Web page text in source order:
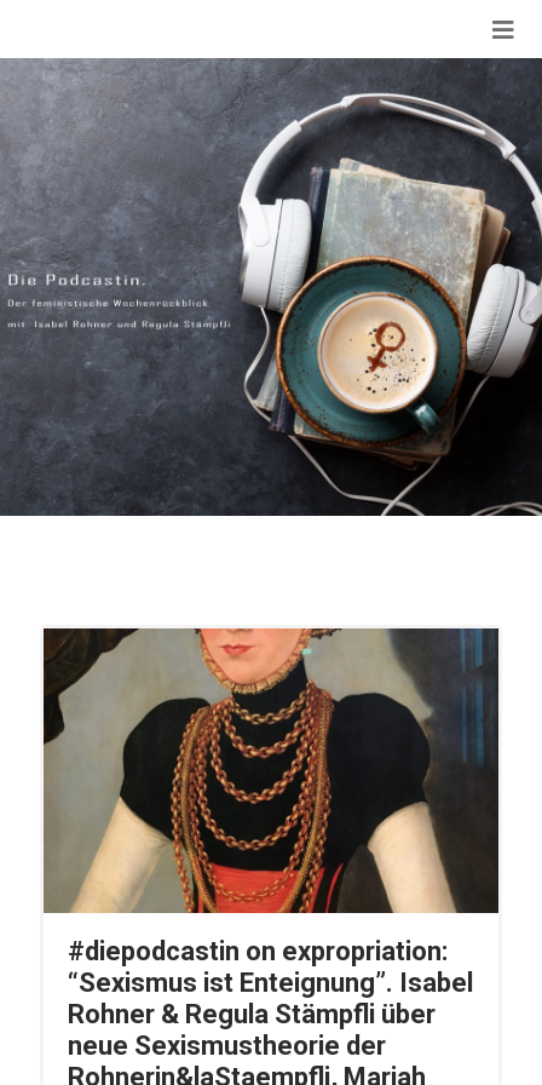
#diepodcastin on expropriation:
“Sexismus ist Enteignung”. Isabel
Rohner & Regula Stämpfli über
neue Sexismustheorie der
Rohnerin&laStaempfli, Mariah